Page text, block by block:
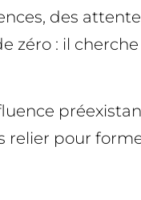
des
zéro : il
pour